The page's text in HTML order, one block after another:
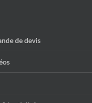
de devis